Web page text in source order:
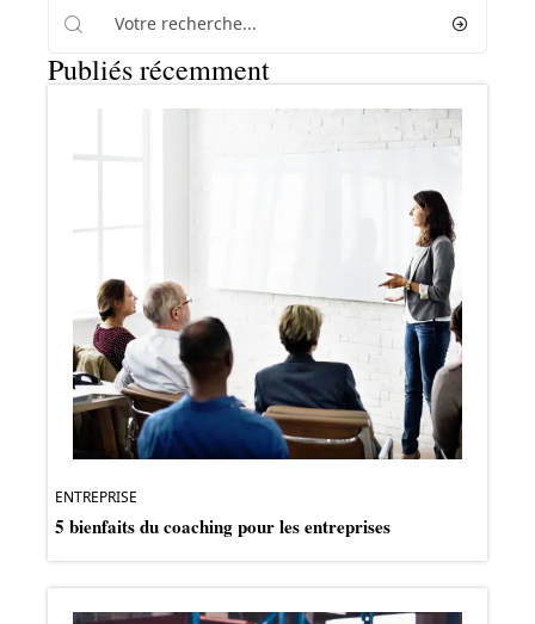
Publiés récemment
ENTREPRISE
5 bienfaits du coaching pour les entreprises